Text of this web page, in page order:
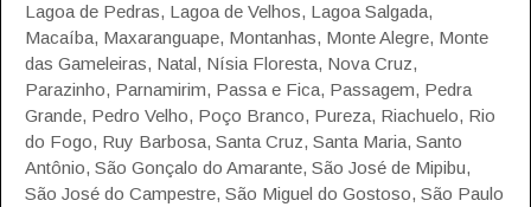
Lagoa de Pedras, Lagoa de Velhos, Lagoa Salgada,
Macaíba, Maxaranguape, Montanhas, Monte Alegre, Monte
das Gameleiras, Natal, Nísia Floresta, Nova Cruz,
Parazinho, Parnamirim, Passa e Fica, Passagem, Pedra
Grande, Pedro Velho, Poço Branco, Pureza, Riachuelo, Rio
do Fogo, Ruy Barbosa, Santa Cruz, Santa Maria, Santo
Antônio, São Gonçalo do Amarante, São José de Mipibu,
São José do Campestre, São Miguel do Gostoso, São Paulo